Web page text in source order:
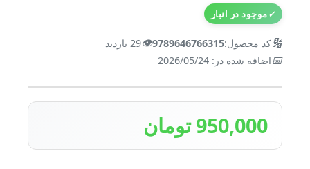
✓موجود در انبار
🔢کد محصول:9789646766315
👁️29 بازدید
📅اضافه شده در: 2026/05/24
950,000 تومان